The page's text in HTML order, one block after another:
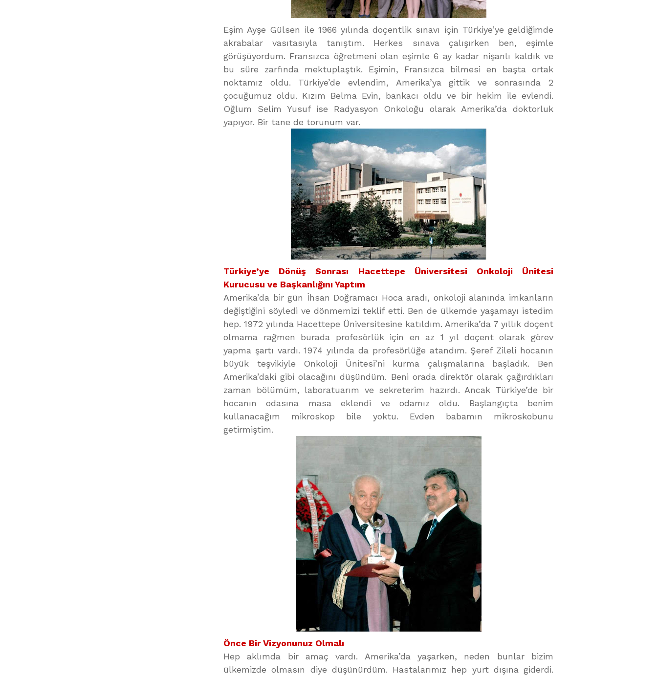
Eşim Ayşe Gülsen ile 1966 yılında doçentlik sınavı için Türkiye’ye geldiğimde
akrabalar vasıtasıyla tanıştım. Herkes sınava çalışırken ben, eşimle
görüşüyordum. Fransızca öğretmeni olan eşimle 6 ay kadar nişanlı kaldık ve
bu süre zarfında mektuplaştık. Eşimin, Fransızca bilmesi en başta ortak
noktamız oldu. Türkiye’de evlendim, Amerika’ya gittik ve sonrasında 2
çocuğumuz oldu. Kızım Belma Evin, bankacı oldu ve bir hekim ile evlendi.
Oğlum Selim Yusuf ise Radyasyon Onkoloğu olarak Amerika’da doktorluk
yapıyor. Bir tane de torunum var.
Türkiye’ye Dönüş Sonrası Hacettepe Üniversitesi Onkoloji Ünitesi
Kurucusu ve Başkanlığını Yaptım
Amerika’da bir gün İhsan Doğramacı Hoca aradı, onkoloji alanında imkanların
değiştiğini söyledi ve dönmemizi teklif etti. Ben de ülkemde yaşamayı istedim
hep. 1972 yılında Hacettepe Üniversitesine katıldım. Amerika’da 7 yıllık doçent
olmama rağmen burada profesörlük için en az 1 yıl doçent olarak görev
yapma şartı vardı. 1974 yılında da profesörlüğe atandım. Şeref Zileli hocanın
büyük teşvikiyle Onkoloji Ünitesi’ni kurma çalışmalarına başladık. Ben
Amerika’daki gibi olacağını düşündüm. Beni orada direktör olarak çağırdıkları
zaman bölümüm, laboratuarım ve sekreterim hazırdı. Ancak Türkiye’de bir
hocanın odasına masa eklendi ve odamız oldu. Başlangıçta benim
kullanacağım mikroskop bile yoktu. Evden babamın mikroskobunu
getirmiştim.
Önce Bir Vizyonunuz Olmalı
Hep aklımda bir amaç vardı. Amerika’da yaşarken, neden bunlar bizim
ülkemizde olmasın diye düşünürdüm. Hastalarımız hep yurt dışına giderdi.